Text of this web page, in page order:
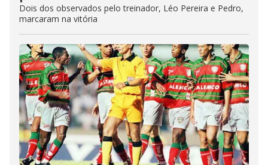
Dois dos observados pelo treinador, Léo Pereira e Pedro,
marcaram na vitória